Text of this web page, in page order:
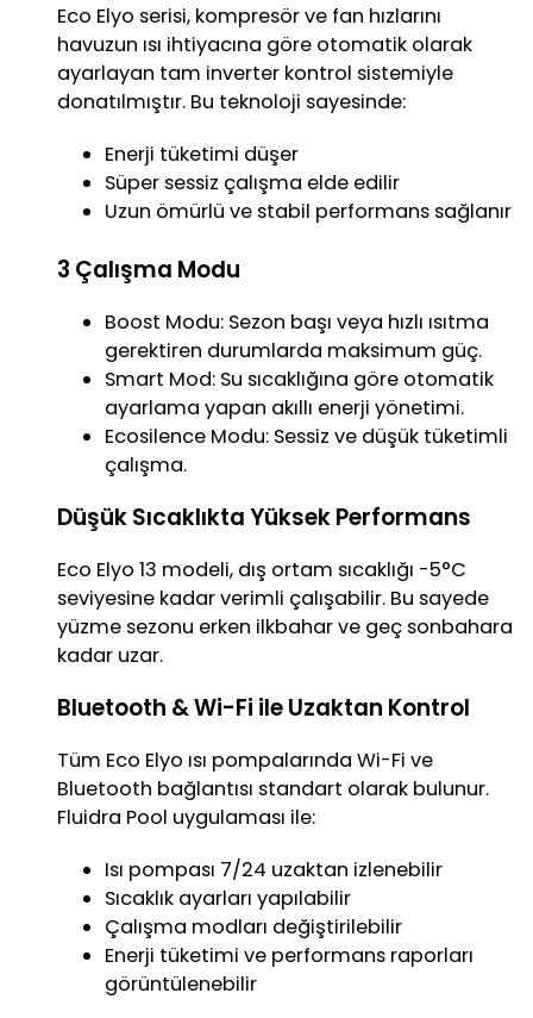
Eco Elyo serisi, kompresör ve fan hızlarını
havuzun ısı ihtiyacına göre otomatik olarak
ayarlayan tam inverter kontrol sistemiyle
donatılmıştır. Bu teknoloji sayesinde:
Enerji tüketimi düşer
Süper sessiz çalışma elde edilir
Uzun ömürlü ve stabil performans sağlanır
3 Çalışma Modu
Boost Modu: Sezon başı veya hızlı ısıtma
gerektiren durumlarda maksimum güç.
Smart Mod: Su sıcaklığına göre otomatik
ayarlama yapan akıllı enerji yönetimi.
Ecosilence Modu: Sessiz ve düşük tüketimli
çalışma.
Düşük Sıcaklıkta Yüksek Performans
Eco Elyo 13 modeli, dış ortam sıcaklığı -5°C
seviyesine kadar verimli çalışabilir. Bu sayede
yüzme sezonu erken ilkbahar ve geç sonbahara
kadar uzar.
Bluetooth & Wi-Fi ile Uzaktan Kontrol
Tüm Eco Elyo ısı pompalarında Wi-Fi ve
Bluetooth bağlantısı standart olarak bulunur.
Fluidra Pool uygulaması ile:
Isı pompası 7/24 uzaktan izlenebilir
Sıcaklık ayarları yapılabilir
Çalışma modları değiştirilebilir
Enerji tüketimi ve performans raporları
görüntülenebilir